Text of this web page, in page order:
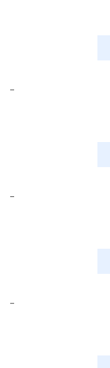
-
-
-